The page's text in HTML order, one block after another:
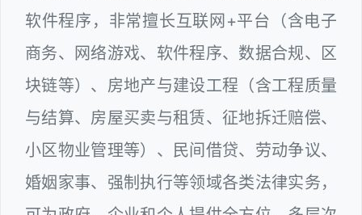
软件程序，非常擅长互联网+平台（含电子
商务、网络游戏、软件程序、数据合规、区
块链等）、房地产与建设工程（含工程质量
与结算、房屋买卖与租赁、征地拆迁赔偿、
小区物业管理等）、民间借贷、劳动争议、
婚姻家事、强制执行等领域各类法律实务，